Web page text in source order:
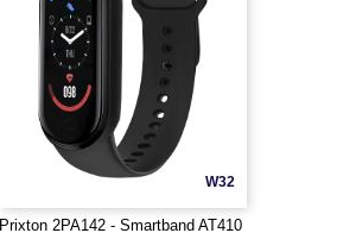
W32
Prixton 2PA142 - Smartband AT410